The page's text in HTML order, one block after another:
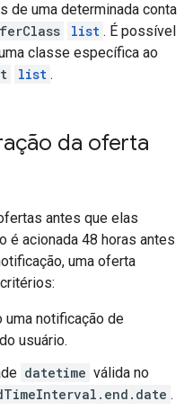
de uma determinada conta
list . É possível
classe específica ao
list .
da oferta
antes que elas
é acionada 48 horas antes
uma oferta
uma notificação de
usuário.
datetime válida no
.